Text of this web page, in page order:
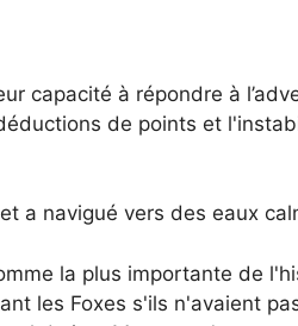
capacité à répondre à
de points et
a navigué vers des eaux
la plus importante de
les Foxes s'ils n'avaient